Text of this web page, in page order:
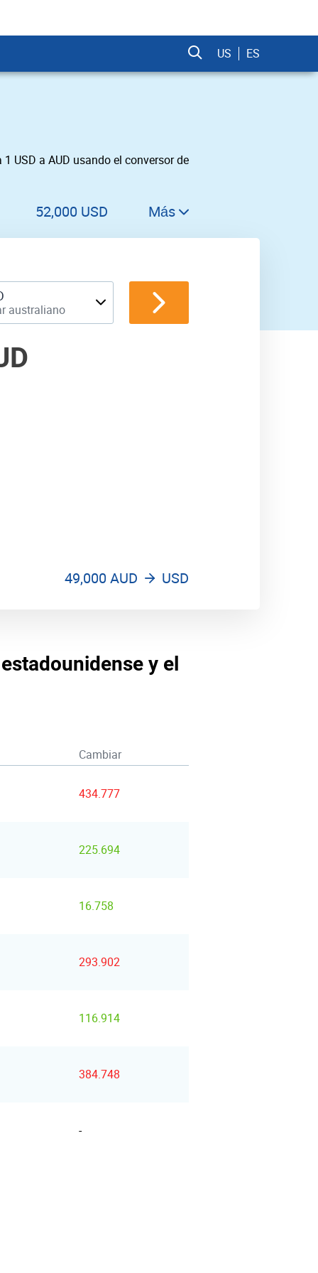
US ES
USD a AUD usando el conversor de
52,000 USD
54,000 USD
55,000 USD
56,000 USD
57,000 USD
Más
australiano
49,000 AUD USD
y el
Cambiar
434.777
225.694
16.758
293.902
116.914
384.748
-